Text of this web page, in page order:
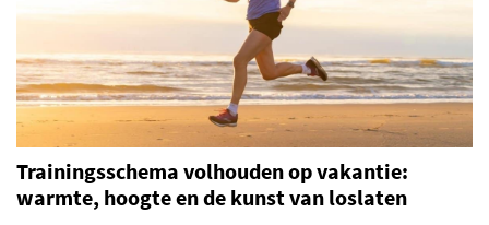
Trainingsschema volhouden op vakantie:
warmte, hoogte en de kunst van loslaten